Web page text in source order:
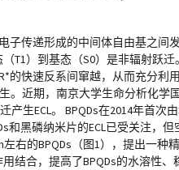
子传递形成的中间体自由基之
T1）到基态（S0）是非辐射跃
的快速反系间窜越，从而充分
。近期，南京大学生命分析化
生ECL。 BPQDs在2014年首次
和黑磷纳米片的ECL已受关注，
右的BPQDs（图1），提出一种
合，提高了BPQDs的水溶性、